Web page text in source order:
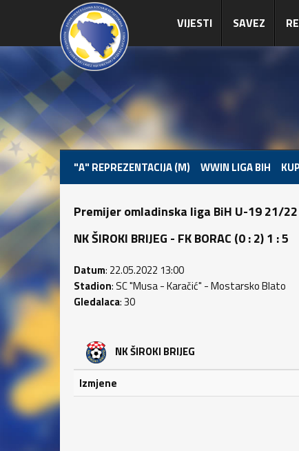
VIJESTI SAVEZ
"A" REPREZENTACIJA (M) WWIN LIGA BIH
Premijer omladinska liga BiH U-19 21/22
NK ŠIROKI BRIJEG - FK BORAC (0 : 2) 1 : 5
Datum: 22.05.2022 13:00
Stadion: SC "Musa - Karačić" - Mostarsko Blato
Gledalaca: 30
NK ŠIROKI BRIJEG
Izmjene